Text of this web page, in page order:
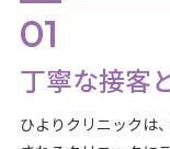
丁寧な接客
ひよりクリニックは